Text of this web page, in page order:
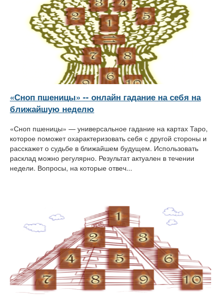
«Сноп пшеницы» -- онлайн гадание на себя на
ближайшую неделю
«Сноп пшеницы» — универсальное гадание на картах Таро,
которое поможет охарактеризовать себя с другой стороны и
расскажет о судьбе в ближайшем будущем. Использовать
расклад можно регулярно. Результат актуален в течении
недели. Вопросы, на которые отвеч...